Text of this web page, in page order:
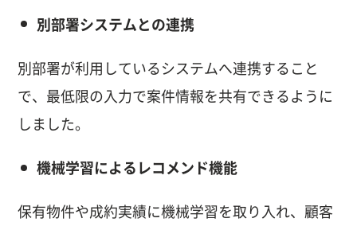
別部署システムとの連携
別部署が利用しているシステムへ連携すること
で、最低限の入力で案件情報を共有できるように
しました。
機械学習によるレコメンド機能
保有物件や成約実績に機械学習を取り入れ、顧客